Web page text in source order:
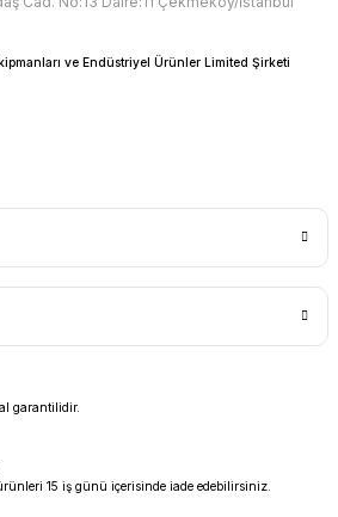
ve Endüstriyel Ürünler Limited Şirketi
garantilidir.
15 iş günü içerisinde iade edebilirsiniz.